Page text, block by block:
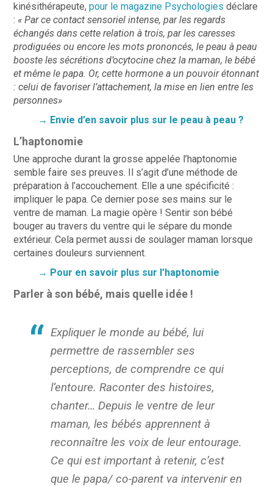
kinésithérapeute,pour le magazine Psychologies déclare
: « Par ce contact sensoriel intense, par les regards
échangés dans cette relation à trois, par les caresses
prodiguées ou encore les mots prononcés, le peau à peau
booste les sécrétions d’ocytocine chez la maman, le bébé
et même le papa. Or, cette hormone a un pouvoir étonnant
: celui de favoriser l’attachement, la mise en lien entre les
personnes»
→ Envie d’en savoir plus sur le peau à peau ?
L’haptonomie
Une approche durant la grosse appelée l’haptonomie
semble faire ses preuves. Il s’agit d’une méthode de
préparation à l’accouchement. Elle a une spécificité :
impliquer le papa. Ce dernier pose ses mains sur le
ventre de maman. La magie opère ! Sentir son bébé
bouger au travers du ventre qui le sépare du monde
extérieur. Cela permet aussi de soulager maman lorsque
certaines douleurs surviennent.
→ Pour en savoir plus sur l’haptonomie
Parler à son bébé, mais quelle idée !
Expliquer le monde au bébé, lui
permettre de rassembler ses
perceptions, de comprendre ce qui
l’entoure. Raconter des histoires,
chanter… Depuis le ventre de leur
maman, les bébés apprennent à
reconnaître les voix de leur entourage.
Ce qui est important à retenir, c’est
que le papa/ co-parent va intervenir en